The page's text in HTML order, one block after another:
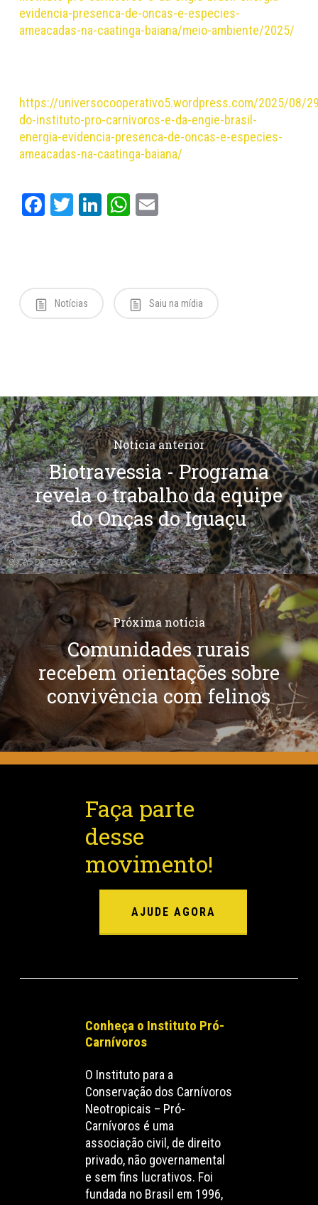
evidencia-presenca-de-oncas-e-especies-
ameacadas-na-caatinga-baiana/meio-ambiente/2025/
https://universocooperativo5.wordpress.com/2025/08/
do-instituto-pro-carnivoros-e-da-engie-brasil-
energia-evidencia-presenca-de-oncas-e-especies-
ameacadas-na-caatinga-baiana/
Facebook
Twitter
LinkedIn
WhatsApp
Email
Notícias Saiu na mídia
Notícia anterior
Biotravessia - Programa
revela o trabalho da equipe
do Onças do Iguaçu
Próxima notícia
Comunidades rurais
recebem orientações sobre
convivência com felinos
Faça parte
desse
movimento!
AJUDE AGORA
Conheça o Instituto Pró-
Carnívoros
O Instituto para a
Conservação dos Carnívoros
Neotropicais – Pró-
Carnívoros é uma
associação civil, de direito
privado, não governamental
e sem fins lucrativos. Foi
fundada no Brasil em 1996,